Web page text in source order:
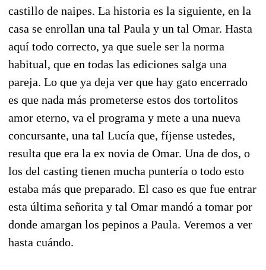
castillo de naipes. La historia es la siguiente, en la
casa se enrollan una tal Paula y un tal Omar. Hasta
aquí todo correcto, ya que suele ser la norma
habitual, que en todas las ediciones salga una
pareja. Lo que ya deja ver que hay gato encerrado
es que nada más prometerse estos dos tortolitos
amor eterno, va el programa y mete a una nueva
concursante, una tal Lucía que, fíjense ustedes,
resulta que era la ex novia de Omar. Una de dos, o
los del casting tienen mucha puntería o todo esto
estaba más que preparado. El caso es que fue entrar
esta última señorita y tal Omar mandó a tomar por
donde amargan los pepinos a Paula. Veremos a ver
hasta cuándo.